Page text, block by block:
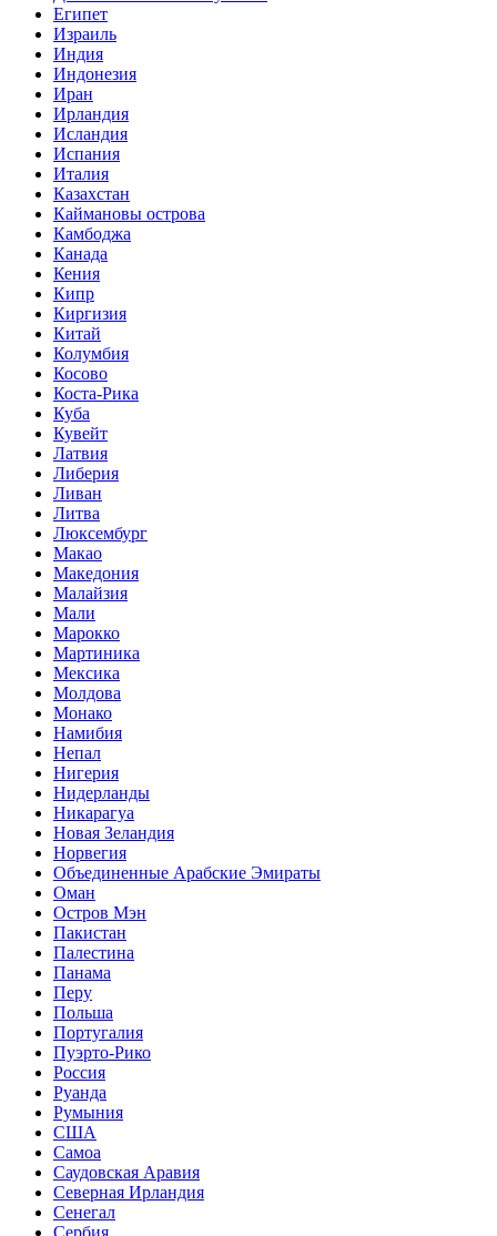
Египет
Израиль
Индия
Индонезия
Иран
Ирландия
Исландия
Испания
Италия
Казахстан
Каймановы острова
Камбоджа
Канада
Кения
Кипр
Киргизия
Китай
Колумбия
Косово
Коста-Рика
Куба
Кувейт
Латвия
Либерия
Ливан
Литва
Люксембург
Макао
Македония
Малайзия
Мали
Марокко
Мартиника
Мексика
Молдова
Монако
Намибия
Непал
Нигерия
Нидерланды
Никарагуа
Новая Зеландия
Норвегия
Объединенные Арабские Эмираты
Оман
Остров Мэн
Пакистан
Палестина
Панама
Перу
Польша
Португалия
Пуэрто-Рико
Россия
Руанда
Румыния
США
Самоа
Саудовская Аравия
Северная Ирландия
Сенегал
Сербия